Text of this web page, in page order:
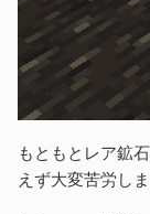
もともとレア鉱
えず大変苦労しま